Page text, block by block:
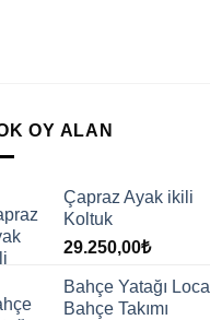
OY ALAN
Çapraz Ayak ikili
Koltuk
29.250,00₺
Bahçe Yatağı Loca
Bahçe Takımı